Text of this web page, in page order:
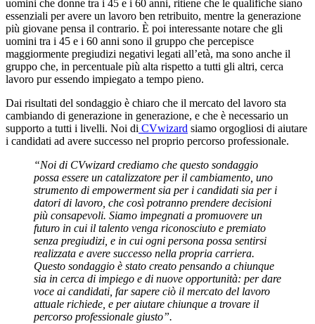
uomini che donne tra i 45 e i 60 anni, ritiene che le qualifiche siano
essenziali per avere un lavoro ben retribuito, mentre la generazione
più giovane pensa il contrario. È poi interessante notare che gli
uomini tra i 45 e i 60 anni sono il gruppo che percepisce
maggiormente pregiudizi negativi legati all’età, ma sono anche il
gruppo che, in percentuale più alta rispetto a tutti gli altri, cerca
lavoro pur essendo impiegato a tempo pieno.
Dai risultati del sondaggio è chiaro che il mercato del lavoro sta
cambiando di generazione in generazione, e che è necessario un
supporto a tutti i livelli. Noi di CVwizard siamo orgogliosi di aiutare
i candidati ad avere successo nel proprio percorso professionale.
“Noi di CVwizard crediamo che questo sondaggio
possa essere un catalizzatore per il cambiamento, uno
strumento di empowerment sia per i candidati sia per i
datori di lavoro, che così potranno prendere decisioni
più consapevoli. Siamo impegnati a promuovere un
futuro in cui il talento venga riconosciuto e premiato
senza pregiudizi, e in cui ogni persona possa sentirsi
realizzata e avere successo nella propria carriera.
Questo sondaggio è stato creato pensando a chiunque
sia in cerca di impiego e di nuove opportunità: per dare
voce ai candidati, far sapere ciò il mercato del lavoro
attuale richiede, e per aiutare chiunque a trovare il
percorso professionale giusto”.